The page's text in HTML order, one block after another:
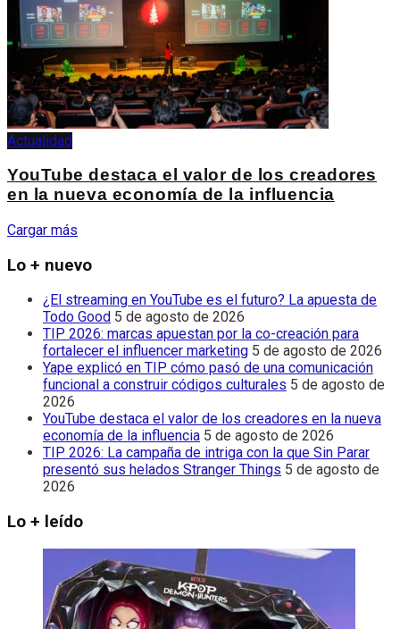
Actualidad
YouTube destaca el valor de los creadores
en la nueva economía de la influencia
Cargar más
Lo + nuevo
¿El streaming en YouTube es el futuro? La apuesta de
Todo Good 5 de agosto de 2026
TIP 2026: marcas apuestan por la co-creación para
fortalecer el influencer marketing 5 de agosto de 2026
Yape explicó en TIP cómo pasó de una comunicación
funcional a construir códigos culturales 5 de agosto de
2026
YouTube destaca el valor de los creadores en la nueva
economía de la influencia 5 de agosto de 2026
TIP 2026: La campaña de intriga con la que Sin Parar
presentó sus helados Stranger Things 5 de agosto de
2026
Lo + leído